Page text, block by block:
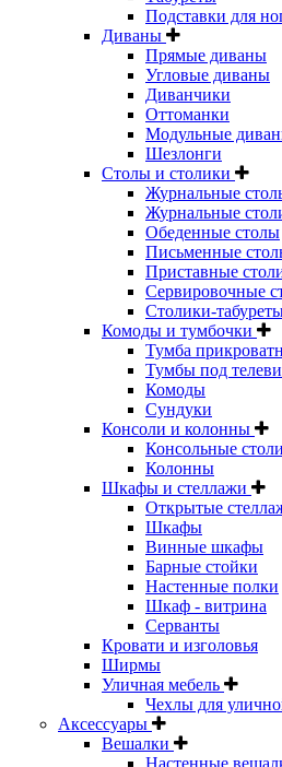
Подставки для
Диваны
Прямые диваны
Угловые диваны
Диванчики
Оттоманки
Модульные
Шезлонги
Столы и столики
Журнальные
Журнальные
Обеденные столы
Письменные
Приставные
Сервировочные
Столики-
Комоды и тумбочки
Тумба
Тумбы под
Комоды
Сундуки
Консоли и колонны
Консольные
Колонны
Шкафы и стеллажи
Открытые
Шкафы
Винные шкафы
Барные стойки
Настенные полки
Шкаф - витрина
Серванты
Кровати и изголовья
Ширмы
Уличная мебель
Чехлы для
Аксессуары
Вешалки
Настенные